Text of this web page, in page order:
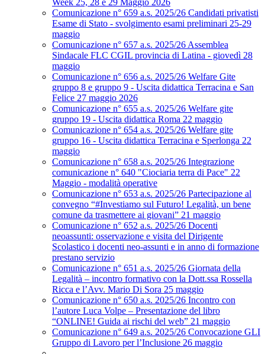
Week 25, 28 e 29 Maggio 2026
Comunicazione n° 659 a.s. 2025/26 Candidati privatisti
Esame di Stato - svolgimento esami preliminari 25-29
maggio
Comunicazione n° 657 a.s. 2025/26 Assemblea
Sindacale FLC CGIL provincia di Latina - giovedì 28
maggio
Comunicazione n° 656 a.s. 2025/26 Welfare Gite
gruppo 8 e gruppo 9 - Uscita didattica Terracina e San
Felice 27 maggio 2026
Comunicazione n° 655 a.s. 2025/26 Welfare gite
gruppo 19 - Uscita didattica Roma 22 maggio
Comunicazione n° 654 a.s. 2025/26 Welfare gite
gruppo 16 - Uscita didattica Terracina e Sperlonga 22
maggio
Comunicazione n° 658 a.s. 2025/26 Integrazione
comunicazione n° 640 "Ciociaria terra di Pace" 22
Maggio - modalità operative
Comunicazione n° 653 a.s. 2025/26 Partecipazione al
convegno “#Investiamo sul Futuro! Legalità, un bene
comune da trasmettere ai giovani” 21 maggio
Comunicazione n° 652 a.s. 2025/26 Docenti
neoassunti: osservazione e visita del Dirigente
Scolastico i docenti neo-assunti e in anno di formazione
prestano servizio
Comunicazione n° 651 a.s. 2025/26 Giornata della
Legalità – incontro formativo con la Dott.ssa Rossella
Ricca e l’Avv. Mario Di Sora 25 maggio
Comunicazione n° 650 a.s. 2025/26 Incontro con
l’autore Luca Volpe – Presentazione del libro
“ONLINE! Guida ai rischi del web” 21 maggio
Comunicazione n° 649 a.s. 2025/26 Convocazione GLI
Gruppo di Lavoro per l’Inclusione 26 maggio